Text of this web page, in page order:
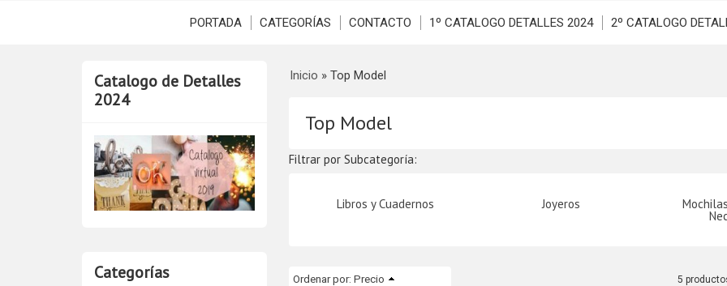
PORTADA CATEGORÍAS CONTACTO 1º CATALOGO DETALLES 2024 2º CATALOGO
Catalogo de Detalles
2024
Categorías
Inicio » Top Model
Top Model
Filtrar por Subcategoría:
Libros y Cuadernos Joyeros
Ordenar por: Precio 5